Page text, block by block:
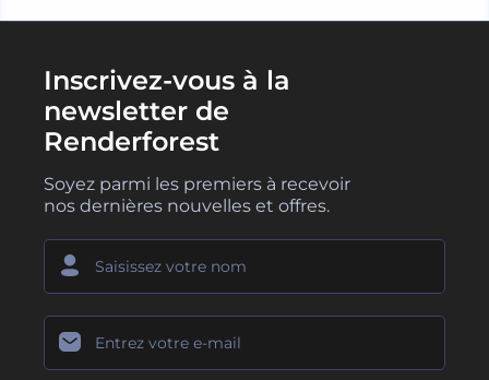
Inscrivez-vous à la
newsletter de
Renderforest
Soyez parmi les premiers à recevoir
nos dernières nouvelles et offres.